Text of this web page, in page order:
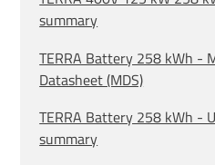
summary
TERRA Battery 258 kWh -
Datasheet (MDS)
TERRA Battery 258 kWh -
summary